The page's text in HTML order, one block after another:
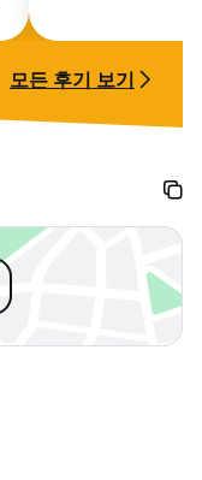
모든 후기 보기